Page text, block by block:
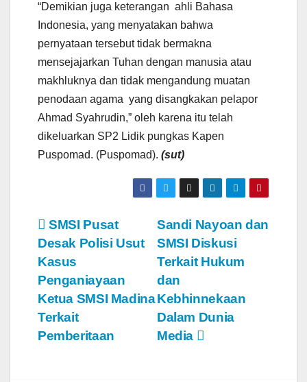
“Demikian juga keterangan ahli Bahasa
Indonesia, yang menyatakan bahwa
pernyataan tersebut tidak bermakna
mensejajarkan Tuhan dengan manusia atau
makhluknya dan tidak mengandung muatan
penodaan agama yang disangkakan pelapor
Ahmad Syahrudin,” oleh karena itu telah
dikeluarkan SP2 Lidik pungkas Kapen
Puspomad. (Puspomad). (sut)
N
a
v
i
g
Sandi Nayoan dan
SMSI Diskusi
Terkait Hukum
dan
Kebhinnekaan
Dalam Dunia
Media
SMSI Pusat
Desak Polisi Usut
Kasus
Penganiayaan
Ketua SMSI Madina
Terkait
Pemberitaan